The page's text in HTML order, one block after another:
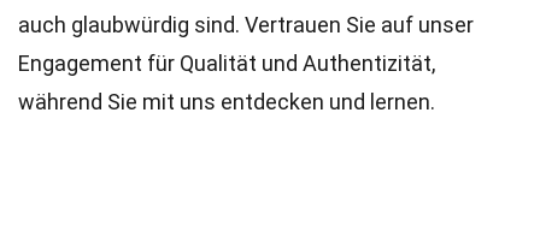
auch glaubwürdig sind. Vertrauen Sie auf unser
Engagement für Qualität und Authentizität,
während Sie mit uns entdecken und lernen.